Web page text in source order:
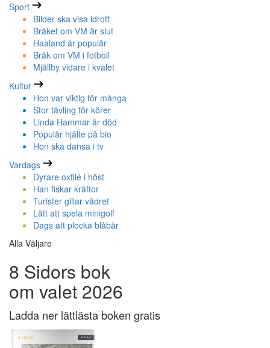
Sport
Bilder ska visa idrott
Bråket om VM är slut
Haaland är populär
Bråk om VM i fotboll
Mjällby vidare i kvalet
Kultur
Hon var viktig för många
Stor tävling för körer
Linda Hammar är död
Populär hjälte på bio
Hon ska dansa i tv
Vardags
Dyrare oxfilé i höst
Han fiskar kräftor
Turister gillar vädret
Lätt att spela minigolf
Dags att plocka blåbär
Alla Väljare
8 Sidors bok
om valet 2026
Ladda ner lättlästa boken gratis